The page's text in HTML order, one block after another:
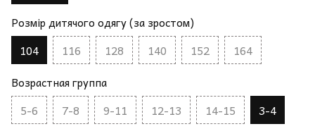
Розмір дитячого одягу (за зростом)
104 116 128 140 152 164
Возрастная группа
5-6 7-8 9-11 12-13 14-15 3-4